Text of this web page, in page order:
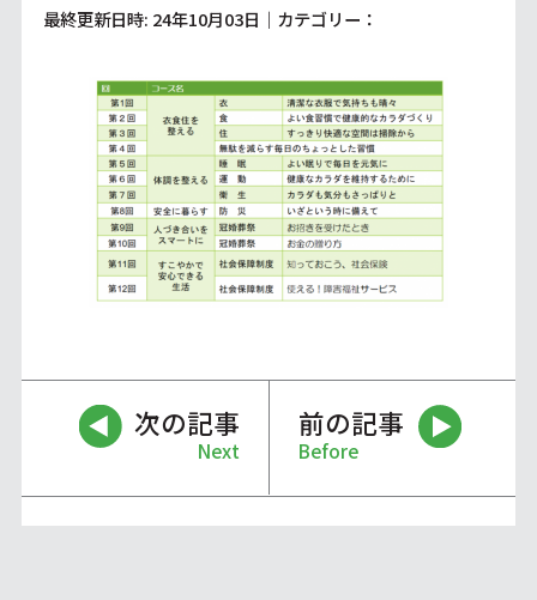
最終更新日時: 24年10月03日｜カテゴリー：
次の記事
Next
前の記事
Before